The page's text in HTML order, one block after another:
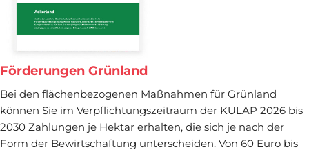
Förderungen Grünland
Bei den flächenbezogenen Maßnahmen für Grünland
können Sie im Verpflichtungszeitraum der KULAP 2026 bis
2030 Zahlungen je Hektar erhalten, die sich je nach der
Form der Bewirtschaftung unterscheiden. Von 60 Euro bis